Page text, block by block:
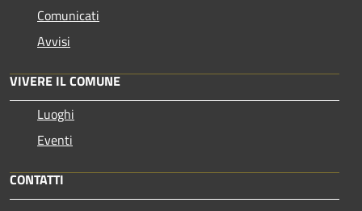
Comunicati
Avvisi
VIVERE IL COMUNE
Luoghi
Eventi
CONTATTI